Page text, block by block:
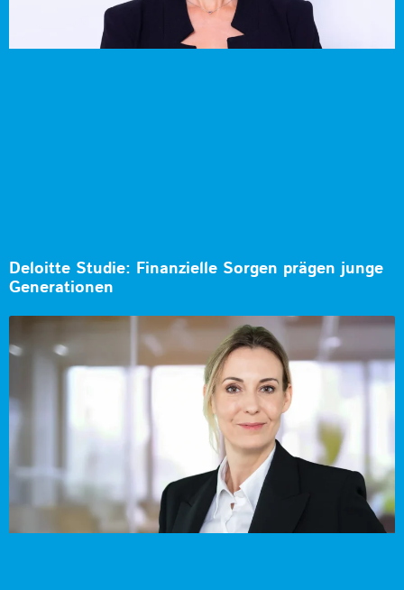
Deloitte Studie: Finanzielle Sorgen prägen junge
Generationen